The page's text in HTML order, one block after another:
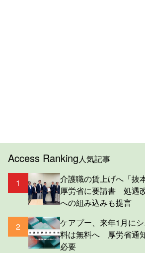
Access Ranking人気記事
1
介護職の賃上げへ「
厚労省に要請書 処遇
への組み込みも提言
2
ケアプー、来年1月に
料は無料へ 厚労省通
必要